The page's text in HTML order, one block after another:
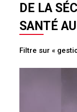
DE LA
SANTÉ
Filtre sur «